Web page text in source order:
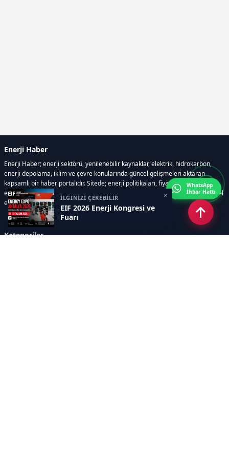
İLGİNİZİ ÇEKEBİLİR
EIF 2026 Enerji Kongresi ve
Fuarı
×
Enerji Haber
Enerji Haber; enerji sektörü, yenilenebilir kaynaklar, elektrik, hidrokarbon,
enerji depolama, iklim ve çevre konularında güncel gelişmeleri aktaran
kapsamlı bir haber portalıdır. Sitede; enerji politikaları, fiyat hareketleri,
elektrik kesintileri, yeni teknolojiler, nükleer enerji, elektrikli araçlar ve küresel
enerji krizleri gibi başlıklar öne çıkar.
Kategoriler
WhatsApp
İhbar Hattı